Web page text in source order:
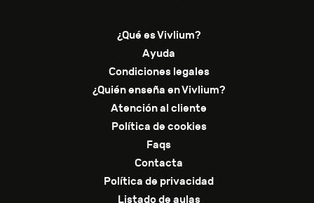
¿Qué es Vivlium?
Ayuda
Condiciones legales
¿Quién enseña en Vivlium?
Atención al cliente
Política de cookies
Faqs
Contacta
Política de privacidad
Listado de aulas